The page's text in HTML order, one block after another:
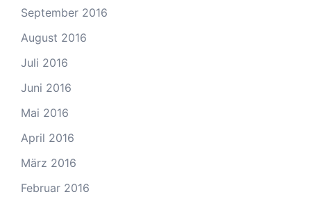
September 2016
August 2016
Juli 2016
Juni 2016
Mai 2016
April 2016
März 2016
Februar 2016